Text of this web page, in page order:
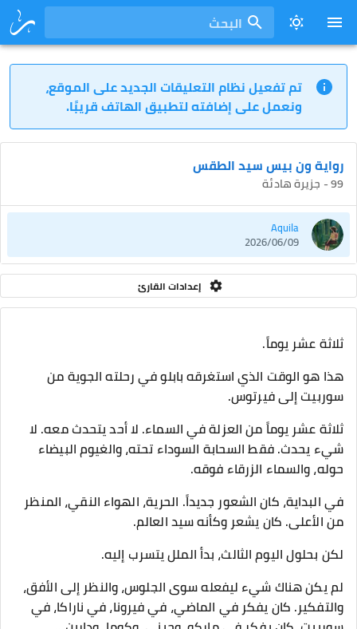
البحث
تم تفعيل نظام التعليقات الجديد على الموقع،
ونعمل على إضافته لتطبيق الهاتف قريبًا.
رواية ون بيس سيد الطقس
99 - جزيرة هادئة
Aquila
2026/06/09
إعدادات القارئ
ثلاثة عشر يوماً.
هذا هو الوقت الذي استغرقه بابلو في رحلته الجوية من
سوربيت إلى فيرتوس.
ثلاثة عشر يوماً من العزلة في السماء. لا أحد يتحدث معه. لا
شيء يحدث. فقط السحابة السوداء تحته، والغيوم البيضاء
حوله، والسماء الزرقاء فوقه.
في البداية، كان الشعور جديداً. الحرية، الهواء النقي، المنظر
من الأعلى. كان يشعر وكأنه سيد العالم.
لكن بحلول اليوم الثالث، بدأ الملل يتسرب إليه.
لم يكن هناك شيء ليفعله سوى الجلوس، والنظر إلى الأفق،
والتفكير. كان يفكر في الماضي، في فيرونا، في ناراكا، في